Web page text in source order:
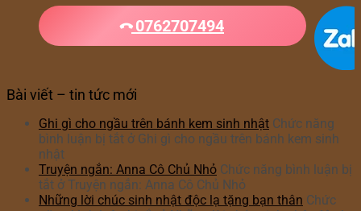
0762707494
Bài viết – tin tức mới
Ghi gì cho ngầu trên bánh kem sinh nhật Chức năng
bình luận bị tắt ở Ghi gì cho ngầu trên bánh kem sinh
nhật
Truyện ngắn: Anna Cô Chủ Nhỏ Chức năng bình luận bị
tắt ở Truyện ngắn: Anna Cô Chủ Nhỏ
Những lời chúc sinh nhật độc lạ tặng bạn thân Chức